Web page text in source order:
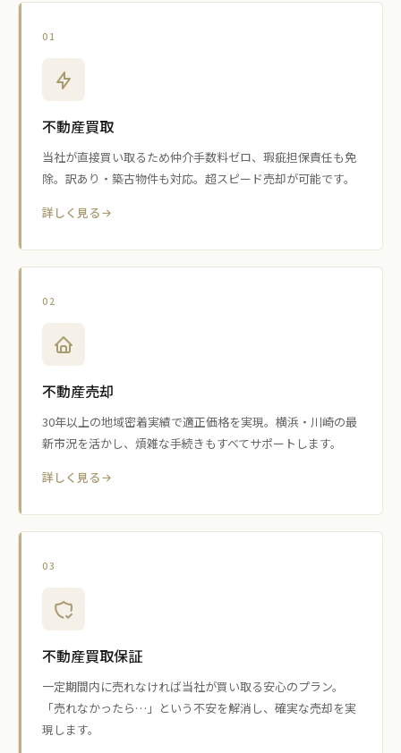
01
不動産買取
当社が直接買い取るため仲介手数料ゼロ、瑕疵担保責任も免
除。訳あり・築古物件も対応。超スピード売却が可能です。
詳しく見る
02
不動産売却
30年以上の地域密着実績で適正価格を実現。横浜・川崎の最
新市況を活かし、煩雑な手続きもすべてサポートします。
詳しく見る
03
不動産買取保証
一定期間内に売れなければ当社が買い取る安心のプラン。
「売れなかったら…」という不安を解消し、確実な売却を実
現します。